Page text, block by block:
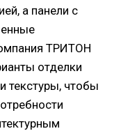
а панели с
ТРИТОН
отделки
текстуры, чтобы